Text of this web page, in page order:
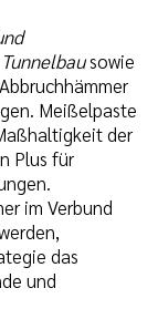
sowie
Meißelpaste
der
Plus für
im Verbund
das
und